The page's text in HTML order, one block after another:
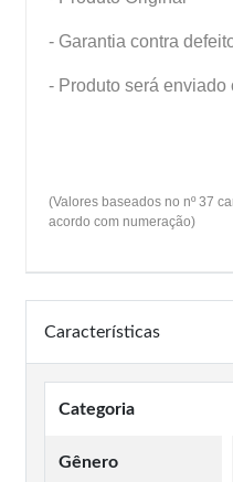
- Garantia contra
- Produto será enviado
(Valores baseados no nº 37
acordo com numeração)
Características
Categoria
Gênero